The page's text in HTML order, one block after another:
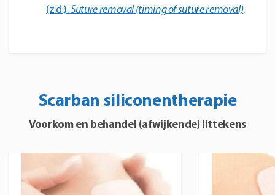
(z.d.).Suture removal (timing of suture removal).
Scarban siliconentherapie
Voorkom en behandel (afwijkende) littekens